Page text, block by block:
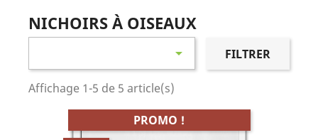
NICHOIRS À OISEAUX
 FILTRER
Affichage 1-5 de 5 article(s)
PROMO !